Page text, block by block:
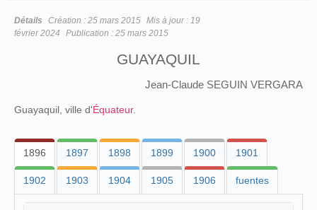
Détails Création : 25 mars 2015 Mis à jour : 19
février 2024
Publication : 25 mars 2015
GUAYAQUIL
Jean-Claude SEGUIN VERGARA
Guayaquil, ville d'Équateur.
1896 1897 1898 1899 1900 1901
1902 1903 1904 1905 1906 fuentes